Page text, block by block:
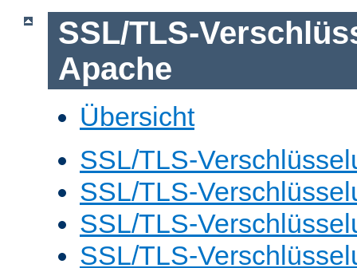
SSL/TLS-
Apache
Übersicht
SSL/TLS-
SSL/TLS-
SSL/TLS-
SSL/TLS-